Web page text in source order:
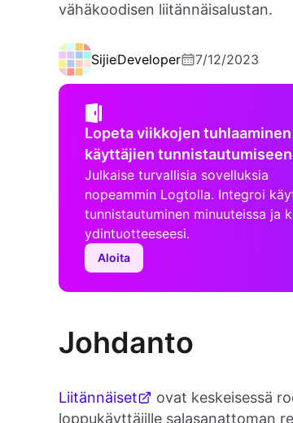
vähäkoodisen liitännäisalustan.
SijieDeveloper 7/12/2023
Lopeta viikkojen tuhlaaminen
käyttäjien tunnistautumiseen
Julkaise turvallisia sovelluksia
nopeammin Logtolla. Integroi
tunnistautuminen minuuteissa ja
ydintuotteeseesi.
Aloita
Johdanto
Liitännäiset
ovat keskeisessä
loppukäyttäjille salasanattoman